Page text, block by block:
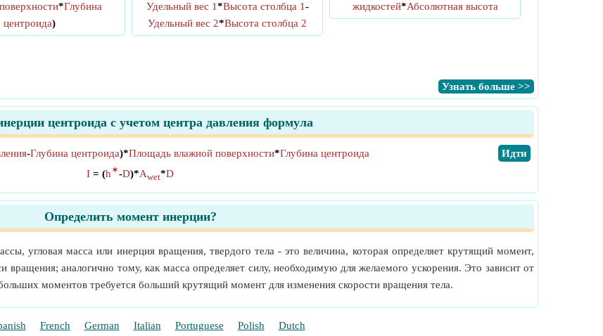
*Глубина
центроида)
Удельный вес 1*Высота столбца 1-
Удельный вес 2*Высота столбца 2
жидкостей*Абсолютная высота
​Узнать больше >>
центроида с учетом центра давления формула
​Идти
-Глубина центроида)*Площадь влажной поверхности*Глубина центроида
I = (h✶-D)*Awet*D
Определить момент инерции?
угловая масса или инерция вращения, твердого тела - это величина, которая определяет крутящий момент,
вращения; аналогично тому, как масса определяет силу, необходимую для желаемого ускорения. Это зависит от
моментов требуется больший крутящий момент для изменения скорости вращения тела.
French German Italian Portuguese Polish Dutch